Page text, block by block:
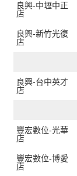
良興-中壢中正
店
良興-新竹光復
店
良興-台中英才
店
豐宏數位-光華
店
豐宏數位-博愛
店